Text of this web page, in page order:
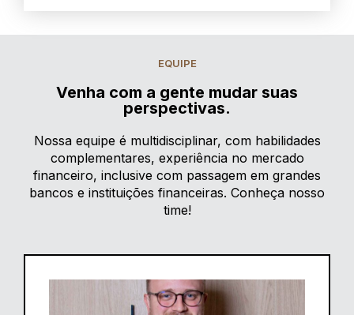
EQUIPE
Venha com a gente mudar suas
perspectivas.
Nossa equipe é multidisciplinar, com habilidades
complementares, experiência no mercado
financeiro, inclusive com passagem em grandes
bancos e instituições financeiras. Conheça nosso
time!